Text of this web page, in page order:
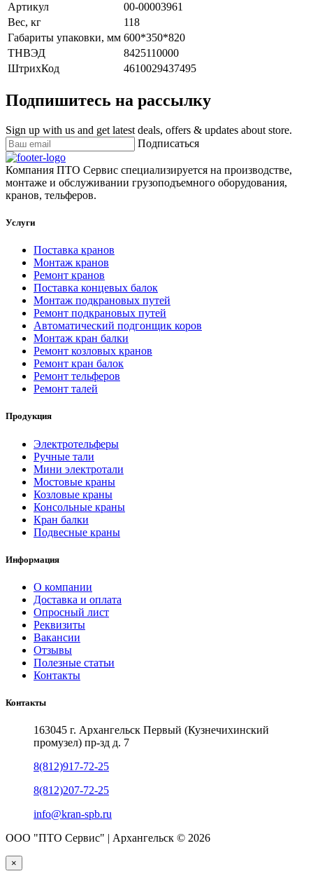
Артикул
00-00003961
Вес, кг
118
Габариты упаковки, мм 600*350*820
ТНВЭД
8425110000
ШтрихКод
4610029437495
Подпишитесь на рассылку
Sign up with us and get latest deals, offers & updates about store.
Подписаться
Компания ПТО Сервис специализируется на производстве,
монтаже и обслуживании грузоподъемного оборудования,
кранов, тельферов.
Услуги
Поставка кранов
Монтаж кранов
Ремонт кранов
Поставка концевых балок
Монтаж подкрановых путей
Ремонт подкрановых путей
Автоматический подгонщик коров
Монтаж кран балки
Ремонт козловых кранов
Ремонт кран балок
Ремонт тельферов
Ремонт талей
Продукция
Электротельферы
Ручные тали
Мини электротали
Мостовые краны
Козловые краны
Консольные краны
Кран балки
Подвесные краны
Информация
О компании
Доставка и оплата
Опросный лист
Реквизиты
Вакансии
Отзывы
Полезные статьи
Контакты
Контакты
163045 г. Архангельск Первый (Кузнечихинский
промузел) пр-зд д. 7
8(812)917-72-25
8(812)207-72-25
info@kran-spb.ru
ООО "ПТО Сервис" | Архангельск © 2026
×